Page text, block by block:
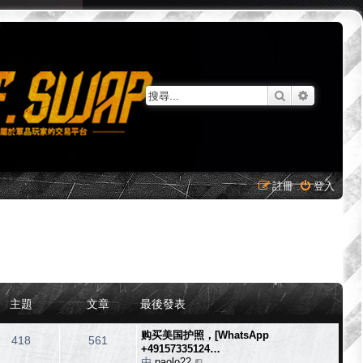
搜尋
登入
註冊
主題 文章 最後發表
418 561
购买美国护照，[WhatsApp
+49157335124…